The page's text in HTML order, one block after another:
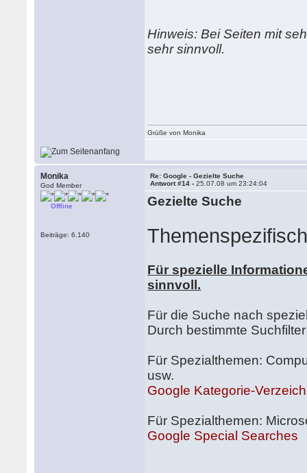
Hinweis: Bei Seiten mit
sehr sinnvoll.
Grüße von Monika
Monika
God Member
Offline
Beiträge: 6.140
Re: Google - Gezielte Suche
Antwort #14 -25.07.08 um 23:24:04
Gezielte Suche
Für spezielle
sinnvoll.
Für die Suche nach
Durch bestimmte
Für Spezialthemen:
usw.
Google Kategorie-
Für Spezialthemen:
Google Special Searches